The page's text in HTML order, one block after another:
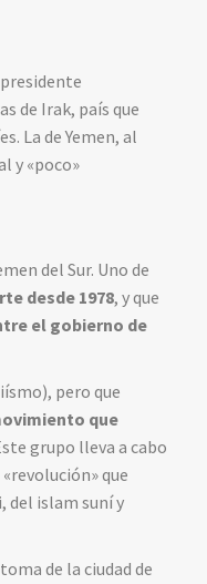
de Irak, país que
La de Yemen, al
y «poco»
del Sur. Uno de
desde 1978, y que
el gobierno de
pero que
que
grupo lleva a cabo
que
del islam suní y
de la ciudad de